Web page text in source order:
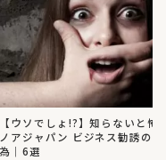
【ウソでしょ!?】知らないと怖
ノアジャパン ビジネス勧誘の
為｜6選